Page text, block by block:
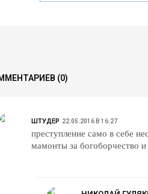
(0)
ШТУДЕР 22.05.2016 В 16:27
преступление само в себе несет наказание так что все уже
мамонты за